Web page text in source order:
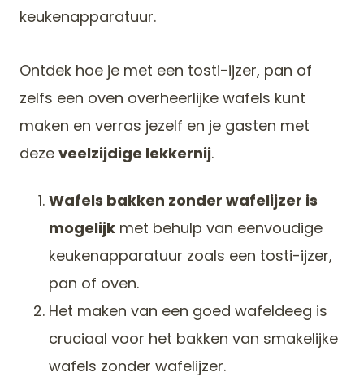
keukenapparatuur.
Ontdek hoe je met een tosti-ijzer, pan of
zelfs een oven overheerlijke wafels kunt
maken en verras jezelf en je gasten met
deze veelzijdige lekkernij.
Wafels bakken zonder wafelijzer is
mogelijk met behulp van eenvoudige
keukenapparatuur zoals een tosti-ijzer,
pan of oven.
Het maken van een goed wafeldeeg is
cruciaal voor het bakken van smakelijke
wafels zonder wafelijzer.